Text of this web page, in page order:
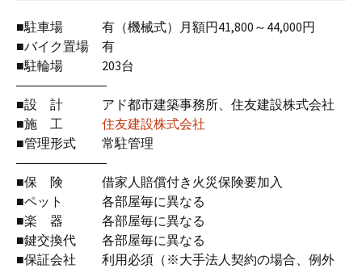
■駐車場 有（機械式）月額円41,800～44,000円
■バイク置場 有
■駐輪場 203台
―――――――
■設 計 アド都市建築事務所、住友建設株式会社
■施 工 住友建設株式会社
■管理形式 常駐管理
―――――――
■保 険 借家人賠償付き火災保険要加入
■ペット 各部屋毎に異なる
■楽 器 各部屋毎に異なる
■鍵交換代 各部屋毎に異なる
■保証会社 利用必須（※大手法人契約の場合、例外